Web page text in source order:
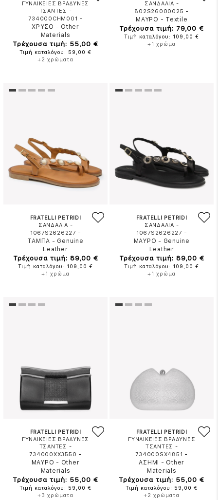
ΓΥΝΑΙΚΕΙΕΣ ΒΡΑΔΥΝΕΣ
ΤΣΑΝΤΕΣ -
734000CHM001 -
ΧΡΥΣΟ - Other
Materials
Τρέχουσα τιμή: 55,00 €
Τιμή καταλόγου: 59,00 €
+2 χρώματα
ΣΑΝΔΑΛΙΑ -
802S26000025 -
ΜΑΥΡΟ - Textile
Τρέχουσα τιμή: 79,00 €
Τιμή καταλόγου: 109,00 €
+1 χρώμα
FRATELLI PETRIDI
ΣΑΝΔΑΛΙΑ -
1067S2626227 -
ΤΑΜΠΑ - Genuine
Leather
Τρέχουσα τιμή: 89,00 €
Τιμή καταλόγου: 109,00 €
+1 χρώμα
FRATELLI PETRIDI
ΣΑΝΔΑΛΙΑ -
1067S2626227 -
ΜΑΥΡΟ - Genuine
Leather
Τρέχουσα τιμή: 89,00 €
Τιμή καταλόγου: 109,00 €
+1 χρώμα
FRATELLI PETRIDI
ΓΥΝΑΙΚΕΙΕΣ ΒΡΑΔΥΝΕΣ
ΤΣΑΝΤΕΣ -
734000XX3550 -
ΜΑΥΡΟ - Other
Materials
Τρέχουσα τιμή: 55,00 €
Τιμή καταλόγου: 59,00 €
+3 χρώματα
FRATELLI PETRIDI
ΓΥΝΑΙΚΕΙΕΣ ΒΡΑΔΥΝΕΣ
ΤΣΑΝΤΕΣ -
734000SX4851 -
ΑΣΗΜΙ
- Other
Materials
Τρέχουσα τιμή: 55,00 €
Τιμή καταλόγου: 59,00 €
+2 χρώματα